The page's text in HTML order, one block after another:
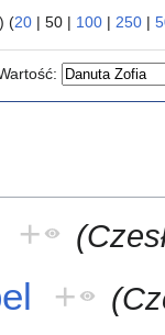
) (20 | 50 | 100 | 250 |
+
+